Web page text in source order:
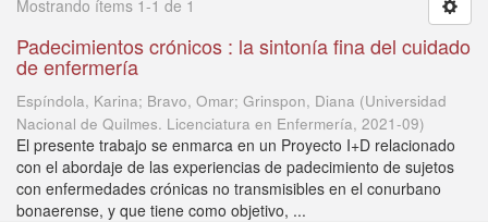
Mostrando ítems 1-1 de 1
Padecimientos crónicos : la sintonía fina del cuidado
de enfermería
Espíndola, Karina; Bravo, Omar; Grinspon, Diana (Universidad
Nacional de Quilmes. Licenciatura en Enfermería, 2021-09)
El presente trabajo se enmarca en un Proyecto I+D relacionado
con el abordaje de las experiencias de padecimiento de sujetos
con enfermedades crónicas no transmisibles en el conurbano
bonaerense, y que tiene como objetivo, ...